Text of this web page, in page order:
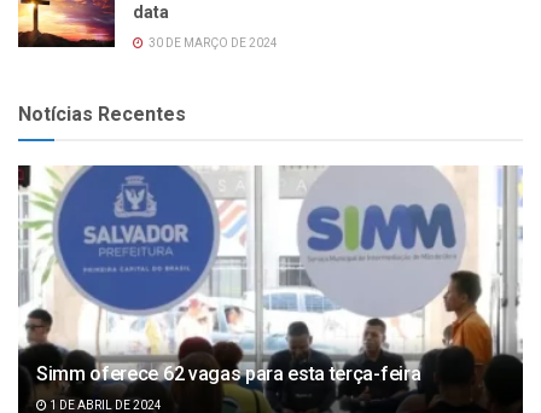
data
30 DE MARÇO DE 2024
Notícias Recentes
Simm oferece 62 vagas para esta terça-feira
1 DE ABRIL DE 2024